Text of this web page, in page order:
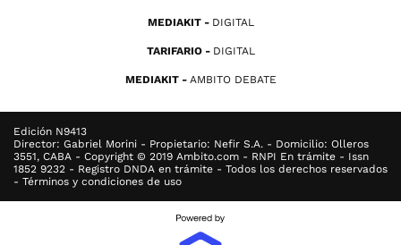
MEDIAKIT DIGITAL
TARIFARIO DIGITAL
MEDIAKIT AMBITO DEBATE
Edición N9413
Director: Gabriel Morini - Propietario: Nefir S.A. - Domicilio: Olleros
3551, CABA - Copyright © 2019 Ambito.com - RNPI En trámite - Issn
1852 9232 - Registro DNDA en trámite - Todos los derechos reservados
- Términos y condiciones de uso